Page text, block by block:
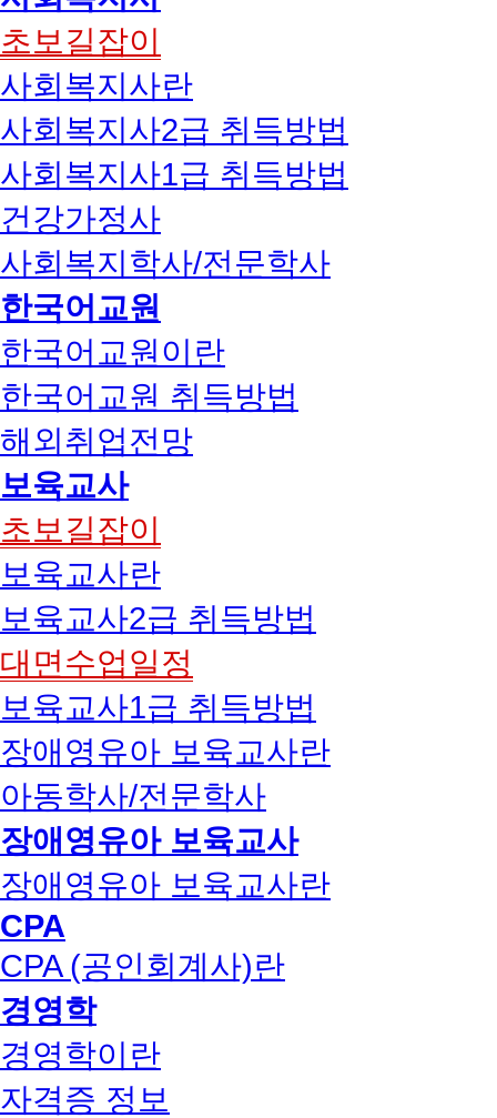
초보길잡이
사회복지사란
사회복지사2급 취득방법
사회복지사1급 취득방법
건강가정사
사회복지학사/전문학사
한국어교원
한국어교원이란
한국어교원 취득방법
해외취업전망
보육교사
초보길잡이
보육교사란
보육교사2급 취득방법
대면수업일정
보육교사1급 취득방법
장애영유아 보육교사란
아동학사/전문학사
장애영유아 보육교사
장애영유아 보육교사란
CPA
CPA (공인회계사)란
경영학
경영학이란
자격증 정보